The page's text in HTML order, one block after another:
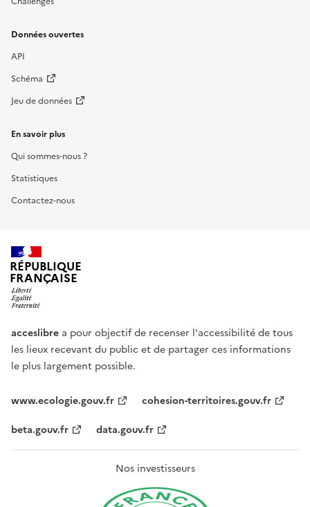
Données ouvertes
API
Schéma
Jeu de données
En savoir plus
Qui sommes-nous ?
Statistiques
Contactez-nous
RÉPUBLIQUE
FRANÇAISE
acceslibre a pour objectif de recenser l'accessibilité de tous
les lieux recevant du public et de partager ces informations
le plus largement possible.
www.ecologie.gouv.fr
cohesion-territoires.gouv.fr
beta.gouv.fr
data.gouv.fr
Nos investisseurs